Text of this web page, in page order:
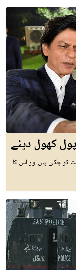
کھول دیئے
کر چکی ہیں اور اس کا